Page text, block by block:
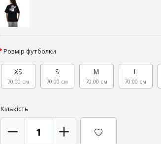
Розмір футболки
XS
70.00 см
S
70.00 см
M
70.00 см
L
70.00 см
Кількість